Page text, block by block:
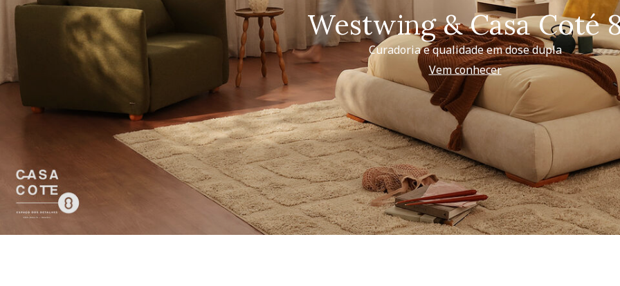
Westwing & Casa Coté
Curadoria e qualidade em dose dupla
Vem conhecer